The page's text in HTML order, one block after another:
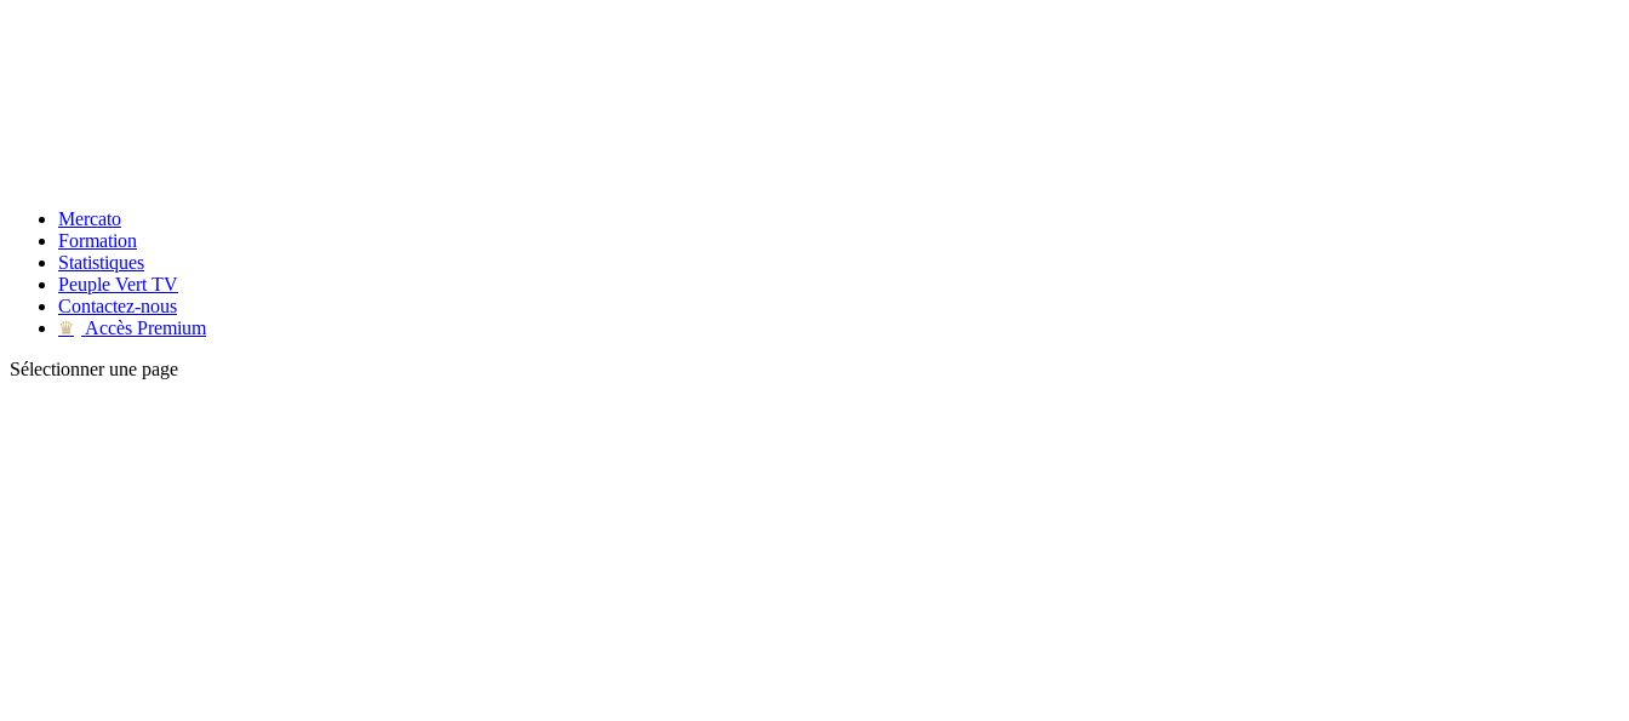
Mercato
Formation
Statistiques
Peuple Vert TV
Contactez-nous
♛
Accès Premium
Sélectionner une page